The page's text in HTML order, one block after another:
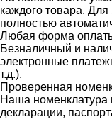
каждого товара.
полностью
Любая форма
Безналичный и
электронные
т.д.).
Проверенная
Наша номенклатура
декларации,